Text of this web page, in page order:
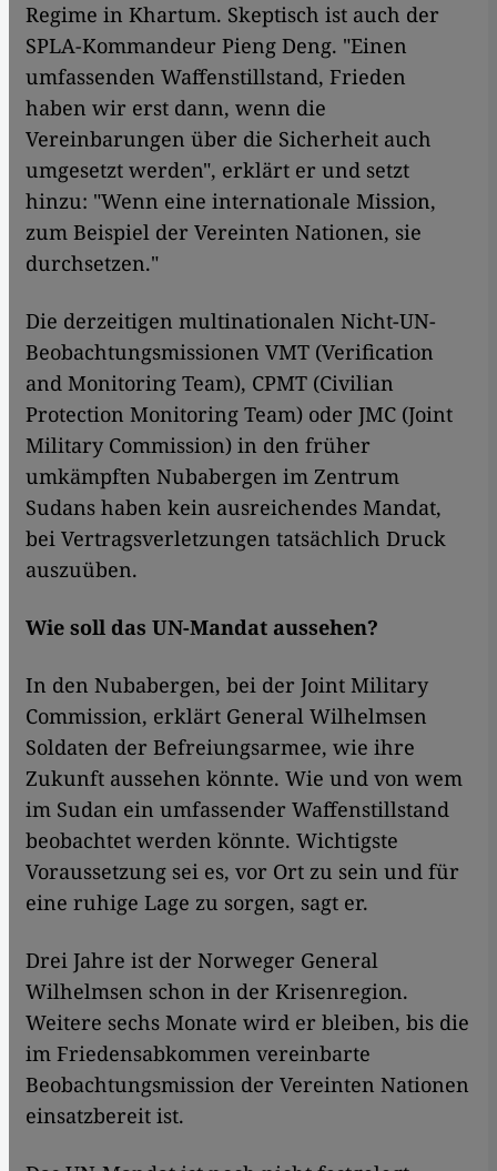
Regime in Khartum. Skeptisch ist auch der
SPLA-Kommandeur Pieng Deng. "Einen
umfassenden Waffenstillstand, Frieden
haben wir erst dann, wenn die
Vereinbarungen über die Sicherheit auch
umgesetzt werden", erklärt er und setzt
hinzu: "Wenn eine internationale Mission,
zum Beispiel der Vereinten Nationen, sie
durchsetzen."
Die derzeitigen multinationalen Nicht-UN-
Beobachtungsmissionen VMT (Verification
and Monitoring Team), CPMT (Civilian
Protection Monitoring Team) oder JMC (Joint
Military Commission) in den früher
umkämpften Nubabergen im Zentrum
Sudans haben kein ausreichendes Mandat,
bei Vertragsverletzungen tatsächlich Druck
auszuüben.
Wie soll das UN-Mandat aussehen?
In den Nubabergen, bei der Joint Military
Commission, erklärt General Wilhelmsen
Soldaten der Befreiungsarmee, wie ihre
Zukunft aussehen könnte. Wie und von wem
im Sudan ein umfassender Waffenstillstand
beobachtet werden könnte. Wichtigste
Voraussetzung sei es, vor Ort zu sein und für
eine ruhige Lage zu sorgen, sagt er.
Drei Jahre ist der Norweger General
Wilhelmsen schon in der Krisenregion.
Weitere sechs Monate wird er bleiben, bis die
im Friedensabkommen vereinbarte
Beobachtungsmission der Vereinten Nationen
einsatzbereit ist.